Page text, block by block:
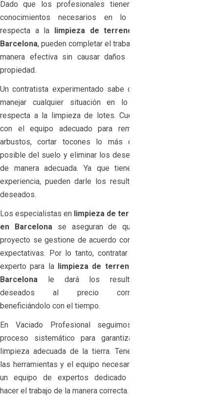
Dado que los profesionales tienen los
conocimientos necesarios en lo que
respecta a la limpieza de terreno en
Barcelona, pueden completar el trabajo de
manera efectiva sin causar daños a su
propiedad.
Un contratista experimentado sabe cómo
manejar cualquier situación en lo que
respecta a la limpieza de lotes. Cuentan
con el equipo adecuado para remover
arbustos, cortar tocones lo más cerca
posible del suelo y eliminar los desechos
de manera adecuada. Ya que tienen la
experiencia, pueden darle los resultados
deseados.
Los especialistas en limpieza de terreno
en Barcelonase aseguran de que el
proyecto se gestione de acuerdo con sus
expectativas. Por lo tanto, contratar a un
experto para la limpieza de terreno en
Barcelona le dará los resultados
deseados al precio correcto,
beneficiándolo con el tiempo.
En Vaciado Profesional seguimos un
proceso sistemático para garantizar la
limpieza adecuada de la tierra. Tenemos
las herramientas y el equipo necesarios y
un equipo de expertos dedicado para
hacer el trabajo de la manera correcta.